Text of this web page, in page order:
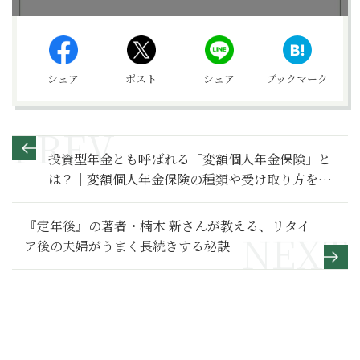
シェア ポスト シェア ブックマーク
投資型年金とも呼ばれる「変額個人年金保険」と
は？｜変額個人年金保険の種類や受け取り方を解
説【お金の学校】
『定年後』の著者・楠木 新さんが教える、リタイ
ア後の夫婦がうまく長続きする秘訣